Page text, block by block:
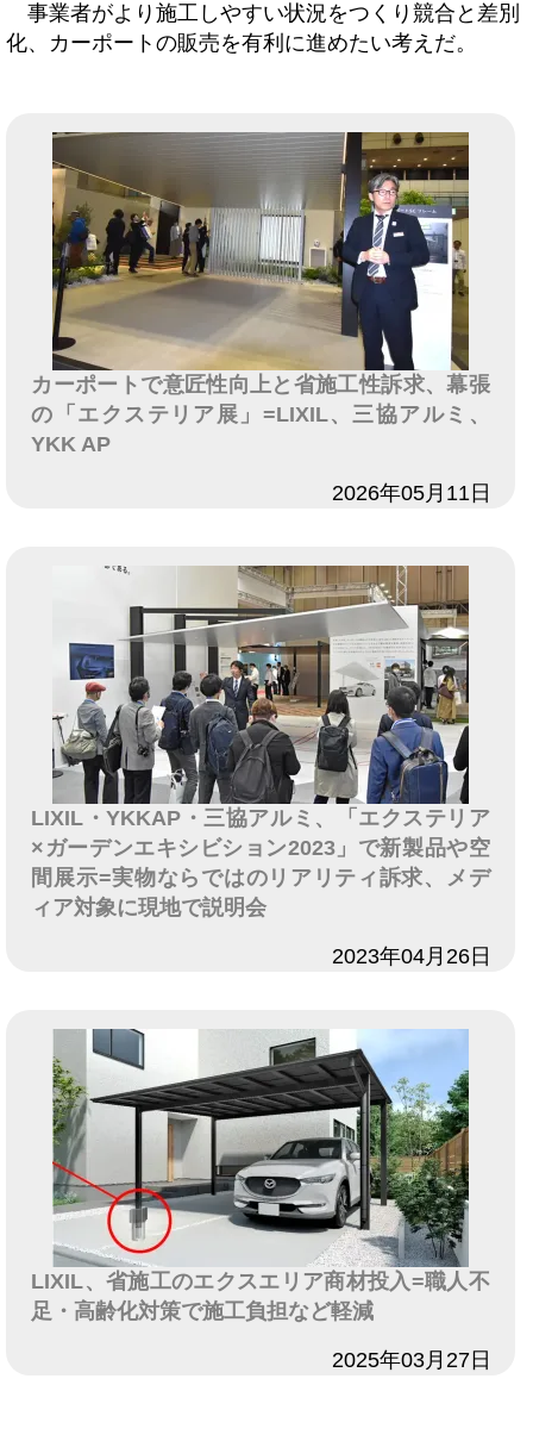
事業者がより施工しやすい状況をつくり競合と差別
化、カーポートの販売を有利に進めたい考えだ。
カーポートで意匠性向上と省施工性訴求、幕張
の「エクステリア展」=LIXIL、三協アルミ、
YKK AP
2026年05月11日
LIXIL・YKKAP・三協アルミ、「エクステリア
×ガーデンエキシビション2023」で新製品や空
間展示=実物ならではのリアリティ訴求、メデ
ィア対象に現地で説明会
2023年04月26日
LIXIL、省施工のエクスエリア商材投入=職人不
足・高齢化対策で施工負担など軽減
2025年03月27日